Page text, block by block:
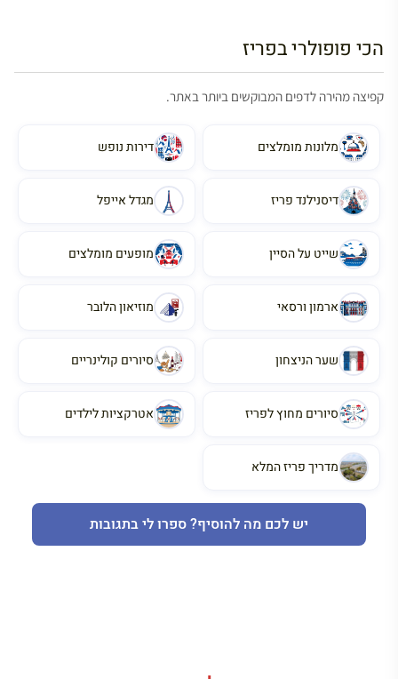
הכי פופולרי בפריז
קפיצה מהירה לדפים המבוקשים ביותר באתר.
מלונות מומלצים דירות נופש
דיסנילנד פריז מגדל אייפל
שייט על הסיין מופעים מומלצים
ארמון ורסאי מוזיאון הלובר
שער הניצחון סיורים קולינריים
סיורים מחוץ לפריז אטרקציות לילדים
מדריך פריז המלא
יש לכם מה להוסיף? ספרו לי בתגובות